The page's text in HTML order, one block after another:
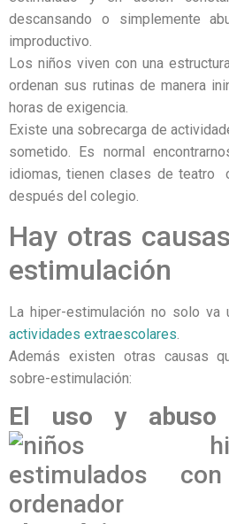
descansando o simplemente
improductivo.
Los niños viven con una
ordenan sus rutinas de manera
horas de exigencia.
Existe una sobrecarga de
sometido. Es normal
idiomas, tienen clases de teatro
después del colegio.
Hay otras
estimulación
La hiper-estimulación no solo va
actividades extraescolares.
Además existen otras causas
sobre-estimulación:
El uso y abuso